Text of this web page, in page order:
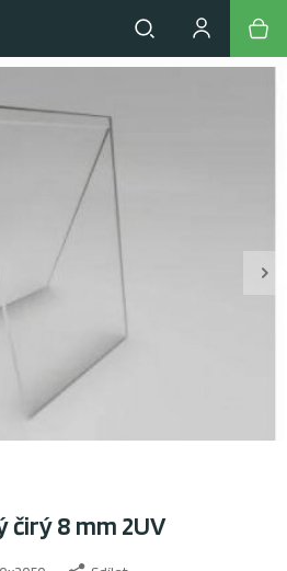
8 mm 2UV